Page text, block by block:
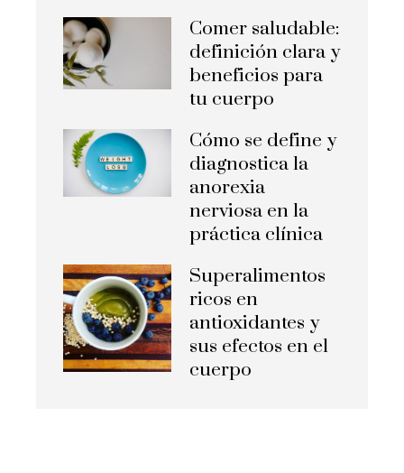
Comer saludable:
definición clara y
beneficios para
tu cuerpo
Cómo se define y
diagnostica la
anorexia
nerviosa en la
práctica clínica
Superalimentos
ricos en
antioxidantes y
sus efectos en el
cuerpo